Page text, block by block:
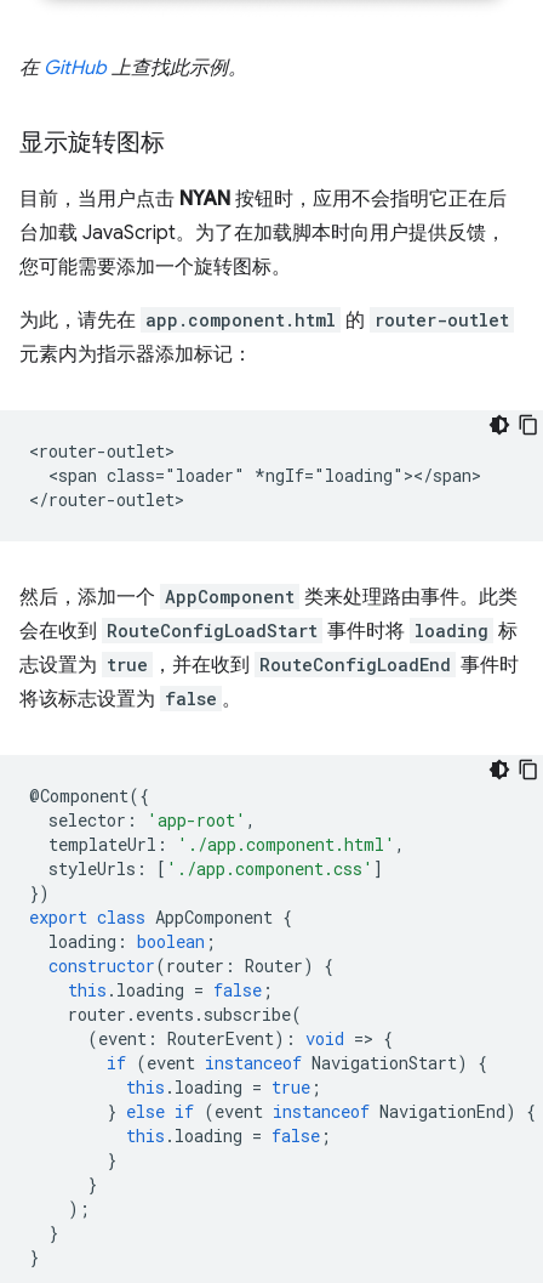
在 GitHub上查找此示例。
显示旋转图标
目前，当用户点击 NYAN 按钮时，应用不会指明它正在后
台加载 JavaScript。为了在加载脚本时向用户提供反馈，
您可能需要添加一个旋转图标。
为此，请先在 app.component.html 的 router-outlet
元素内为指示器添加标记：
<router-outlet>
  <span class="loader" *ngIf="loading"></span>
然后，添加一个 AppComponent 类来处理路由事件。此类
会在收到 RouteConfigLoadStart 事件时将 loading 标
志设置为 true ，并在收到 RouteConfigLoadEnd 事件时
将该标志设置为 false 。
@Component({
selector : 'app-root' ,
templateUrl : './app.component.html' ,
styleUrls : [ './app.component.css' ]
})
export class AppComponent {
loading : boolean ;
constructor(router : Router)
{
this . loading = false ;
router . events . subscribe(
(event : RouterEvent) : void => {
if (event instanceof NavigationStart)
{
this . loading = true ;
} else if (event instanceof NavigationEnd)
{
this . loading = false ;
}
}
);
}
}